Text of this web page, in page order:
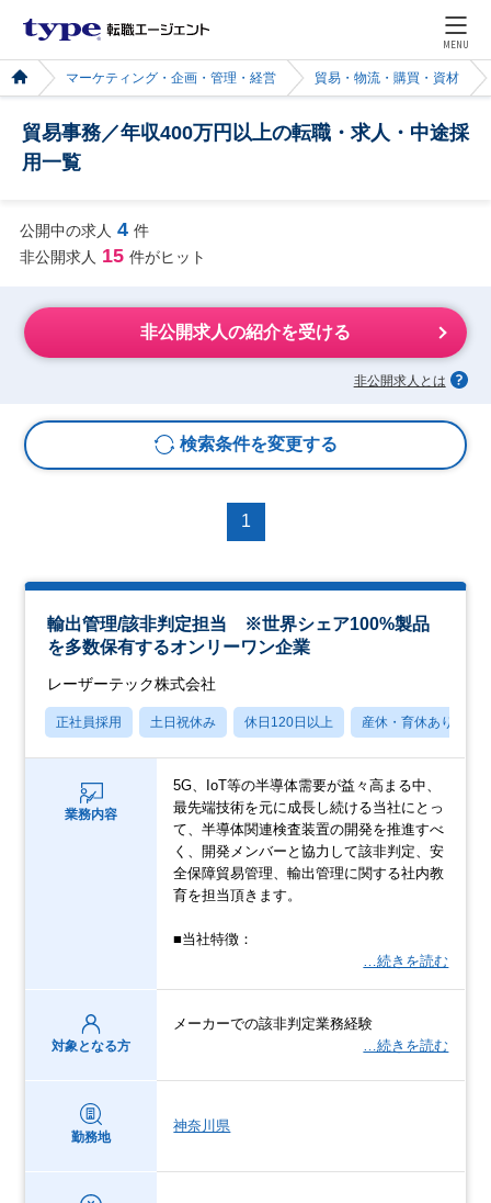
MENU
マーケティング・企画・管理・経営 貿易・物流・購買・資材
貿易事務／年収400万円以上の転職・求人・中途採
用一覧
公開中の求人 4 件
非公開求人 15 件がヒット
非公開求人の紹介を受ける
非公開求人とは
検索条件を変更する
1
輸出管理/該非判定担当 ※世界シェア100%製品
を多数保有するオンリーワン企業
レーザーテック株式会社
正社員採用 土日祝休み 休日120日以上 産休・育休あり
業務内容
5G、IoT等の半導体需要が益々高まる中、
最先端技術を元に成長し続ける当社にとっ
て、半導体関連検査装置の開発を推進すべ
く、開発メンバーと協力して該非判定、安
全保障貿易管理、輸出管理に関する社内教
育を担当頂きます。
■当社特徴：
…続きを読む
対象となる方
メーカーでの該非判定業務経験
…続きを読む
勤務地
神奈川県